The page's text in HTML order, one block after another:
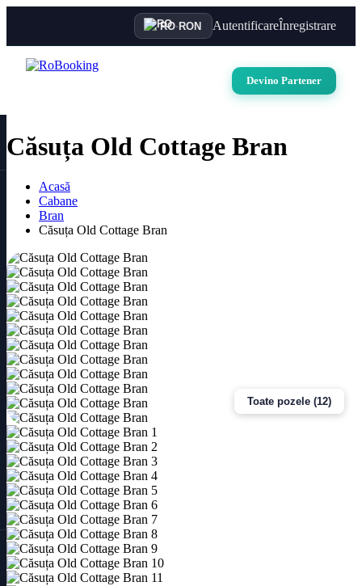
RO·RON AutentificareÎnregistrare
Devino Partener
Căsuța Old Cottage Bran
Acasă
Cabane
Bran
Căsuța Old Cottage Bran
Toate pozele (12)